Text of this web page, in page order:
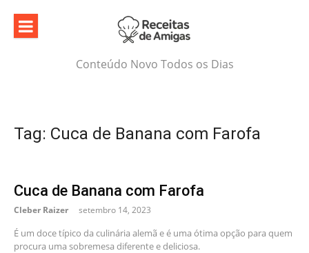
content
Conteúdo Novo Todos os Dias
Tag: Cuca de Banana com Farofa
Cuca de Banana com Farofa
Cleber Raizer setembro 14, 2023
É um doce típico da culinária alemã e é uma ótima opção para quem
procura uma sobremesa diferente e deliciosa.